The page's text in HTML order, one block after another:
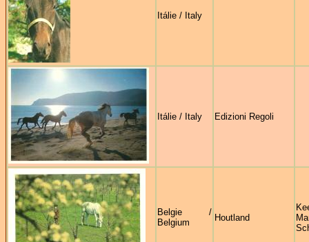
Itálie / Italy
Itálie / Italy Edizioni Regoli
Belgie /
Belgium
Houtland